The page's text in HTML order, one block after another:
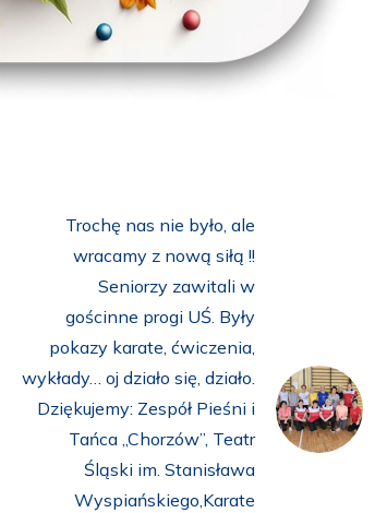
Trochę nas nie było, ale
wracamy z nową siłą !!
Seniorzy zawitali w
gościnne progi UŚ. Były
pokazy karate, ćwiczenia,
wykłady… oj działo się, działo.
Dziękujemy: Zespół Pieśni i
Tańca „Chorzów”, Teatr
Śląski im. Stanisława
Wyspiańskiego,Karate